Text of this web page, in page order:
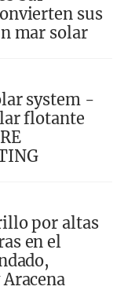
sus
mar solar
system -
flotante
por altas
en el